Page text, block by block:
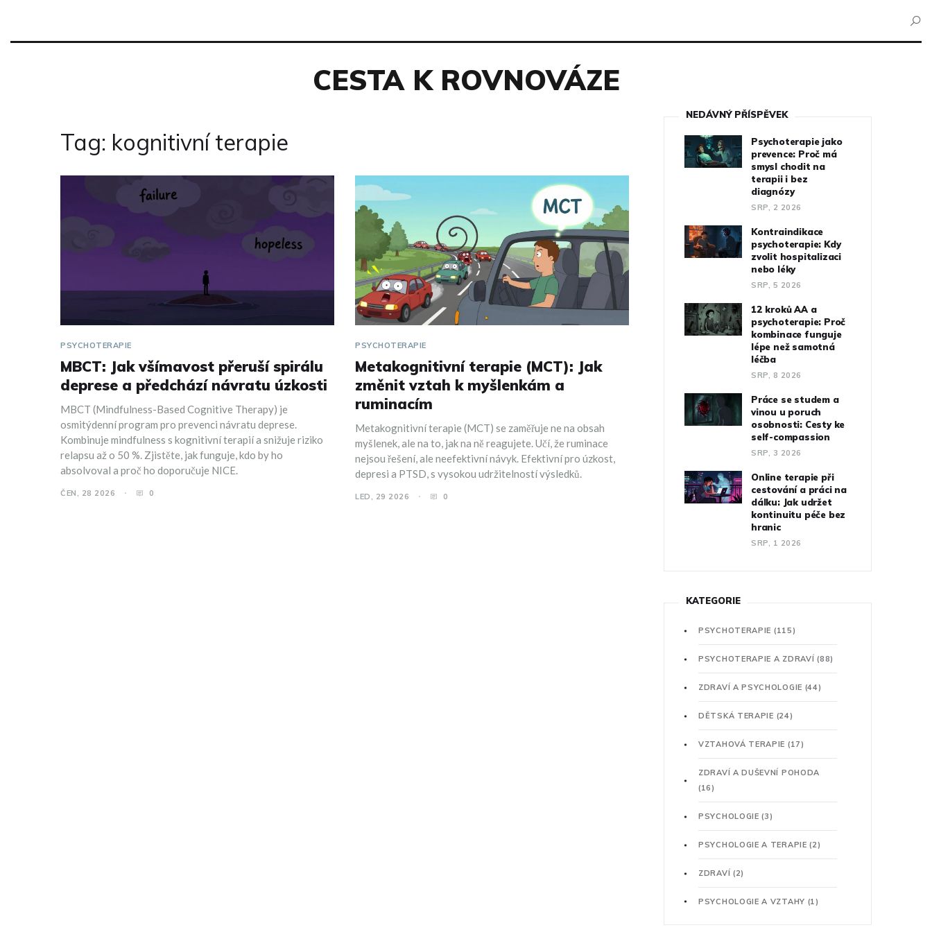
CESTA K ROVNOVÁZE
Tag: kognitivní terapie
PSYCHOTERAPIE
MBCT: Jak všímavost přeruší spirálu
deprese a předchází návratu úzkosti
MBCT (Mindfulness-Based Cognitive Therapy) je
osmitýdenní program pro prevenci návratu deprese.
Kombinuje mindfulness s kognitivní terapií a snižuje riziko
relapsu až o 50 %. Zjistěte, jak funguje, kdo by ho
absolvoval a proč ho doporučuje NICE.
ČEN, 28 2026 0
PSYCHOTERAPIE
Metakognitivní terapie (MCT): Jak
změnit vztah k myšlenkám a
ruminacím
Metakognitivní terapie (MCT) se zaměřuje ne na obsah
myšlenek, ale na to, jak na ně reagujete. Učí, že ruminace
nejsou řešení, ale neefektivní návyk. Efektivní pro úzkost,
depresi a PTSD, s vysokou udržitelností výsledků.
LED, 29 2026 0
NEDÁVNÝ PŘÍSPĚVEK
Psychoterapie jako
prevence: Proč má
smysl chodit na
terapii i bez
diagnózy
SRP, 2 2026
Kontraindikace
psychoterapie: Kdy
zvolit hospitalizaci
nebo léky
SRP, 5 2026
12 kroků AA a
psychoterapie: Proč
kombinace funguje
lépe než samotná
léčba
SRP, 8 2026
Práce se studem a
vinou u poruch
osobnosti: Cesty ke
self-compassion
SRP, 3 2026
Online terapie při
cestování a práci na
dálku: Jak udržet
kontinuitu péče bez
hranic
SRP, 1 2026
KATEGORIE
PSYCHOTERAPIE (115)
PSYCHOTERAPIE A ZDRAVÍ(88)
ZDRAVÍ A PSYCHOLOGIE (44)
DĚTSKÁ TERAPIE (24)
VZTAHOVÁ TERAPIE (17)
ZDRAVÍ A DUŠEVNÍ POHODA
(16)
PSYCHOLOGIE(3)
PSYCHOLOGIE A TERAPIE(2)
ZDRAVÍ (2)
PSYCHOLOGIE A VZTAHY (1)